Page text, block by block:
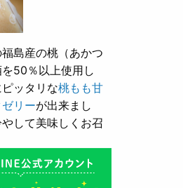
島産の桃（あかつ
50％以上使用し
ッタリな桃もも甘
リーが出来まし
して美味しくお召
用酒粕が新発売！